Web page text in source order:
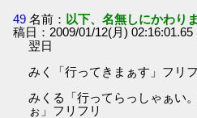
49 名前： 以下、名無しにかわり
稿日：2009/01/12(月)
翌日
みく「行ってきまぁす」フリ
みくる「行ってらっしゃぁい
ぉ」フリフリ